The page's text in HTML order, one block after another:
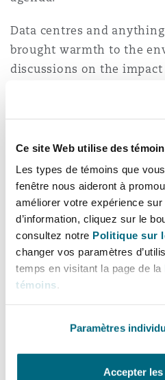
Ce site Web utilise des
Les types de témoins que
fenêtre nous aideront à
améliorer votre expérience
d’information, cliquez sur le
consultez notre Politique sur
changer vos paramètres
temps en visitant la page de la
témoins.
Paramètres
Accepter
(D. C.)
The St Botolph
2 New Bailey
Data centres and
brought warmth to the
discussions on the
technological
forward-looking attitude
optimism in the UK office
generally and a steady
office spaces. The
Bill was introduced to
2025, the opening day of
promises that homes
be built faster and also
be bolstered with
obstacles and speeding
some of the potential
discussed at MIPIM to